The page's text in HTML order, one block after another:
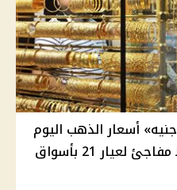
«جرام الأصفر يتخطى 4250 جنيه» أسعار الذهب اليوم
23-10-2024 في مصر: هبوط مفاجئ لعيار 21 بأسواق